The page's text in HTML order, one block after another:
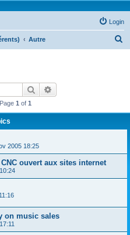
Login
Autre
Search
1 of 1
2005 18:25
ouvert aux sites internet
on music sales